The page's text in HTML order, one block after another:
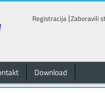
Registracija Zaboravili
Download